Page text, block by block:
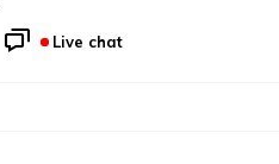
Live chat